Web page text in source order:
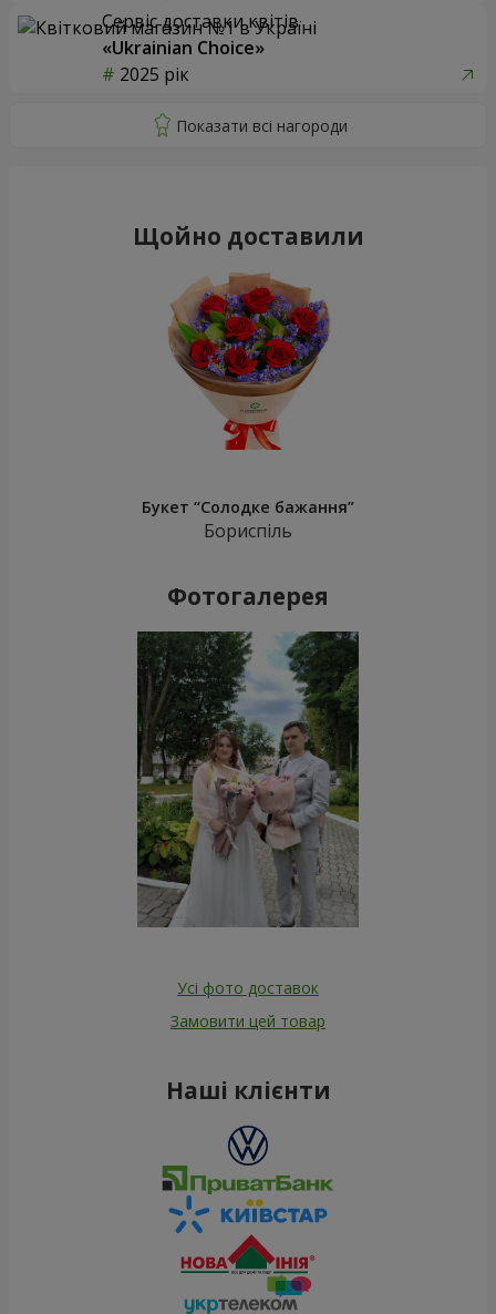
Сервіс доставки квітів
«Ukrainian Choice»
2025 рік
Щойно доставили
Букет “Солодке бажання”
Бориспіль
Фотогалерея
Усі фото доставок
Замовити цей товар
Наші клієнти